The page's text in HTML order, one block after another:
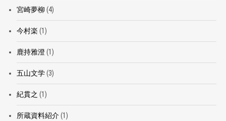
宮崎夢柳 (4)
今村楽 (1)
鹿持雅澄(1)
五山文学(3)
紀貫之 (1)
所蔵資料紹介(1)